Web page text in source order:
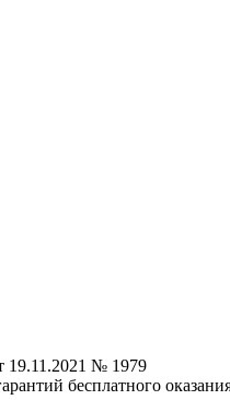
19.11.2021 № 1979
бесплатного